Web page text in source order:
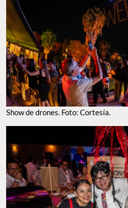
Show de drones. Foto: Cortesía.